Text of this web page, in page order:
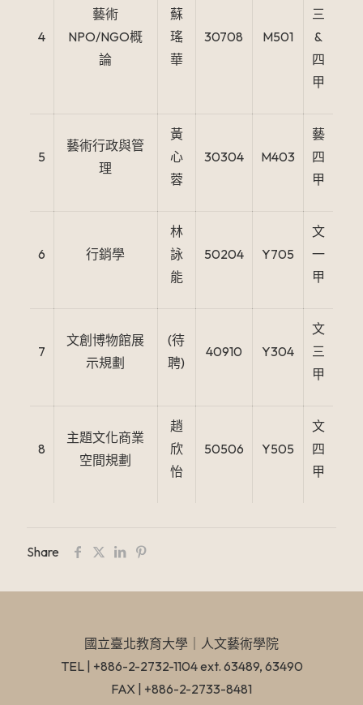
4
藝術
NPO/NGO概
論
蘇
瑤
華
30708 M501
三
&
四
甲
5
藝術行政與管
理
黃
心
蓉
30304 M403
藝
四
甲
6 行銷學
林
詠
能
50204 Y705
文
一
甲
7
文創博物館展
示規劃
(待
聘)
40910 Y304
文
三
甲
8
主題文化商業
空間規劃
趙
欣
怡
50506 Y505
文
四
甲
Share
國立臺北教育大學​｜人文藝術學院
TEL | +886-2-2732-1104 ext. 63489, 63490
FAX | +886-2-2733-8481